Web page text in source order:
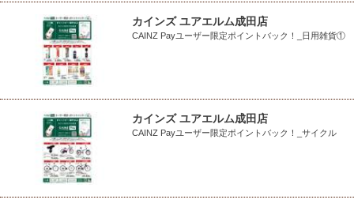
カインズ ユアエルム成田店
CAINZ Payユーザー限定ポイントバック！_日用雑貨①
カインズ ユアエルム成田店
CAINZ Payユーザー限定ポイントバック！_サイクル